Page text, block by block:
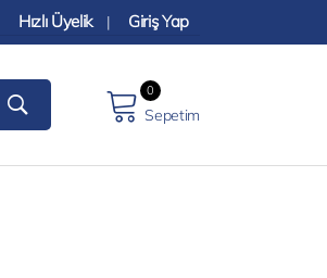
Hızlı Üyelik | Giriş Yap
Sepetim
0